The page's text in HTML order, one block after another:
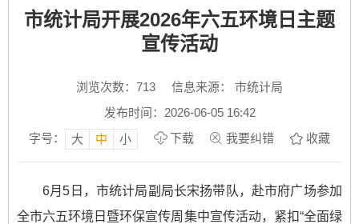
市统计局开展2026年六五环境日主题
宣传活动
浏览次数： 713
信息来源： 市统计局
发布时间：2026-06-05 16:42
字号：
大 中 小 下载 我要纠错 收藏
6月5日，市统计局副局长宋扬带队，赴市府广场参加
全市六五环境日暨环保宣传周集中宣传活动，紧扣“全面绿